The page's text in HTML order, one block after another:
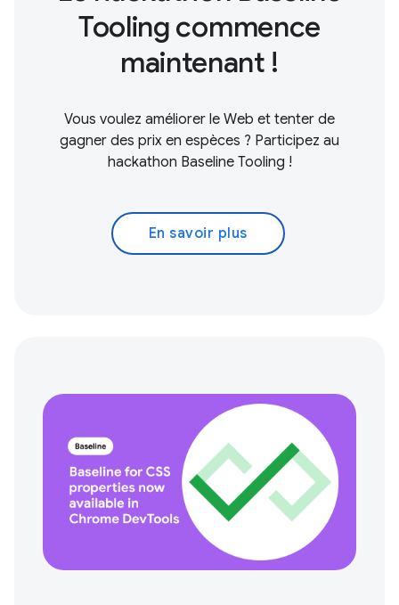
Tooling commence
maintenant !
Vous voulez améliorer le Web et tenter de
gagner des prix en espèces ? Participez au
hackathon Baseline Tooling !
En savoir plus